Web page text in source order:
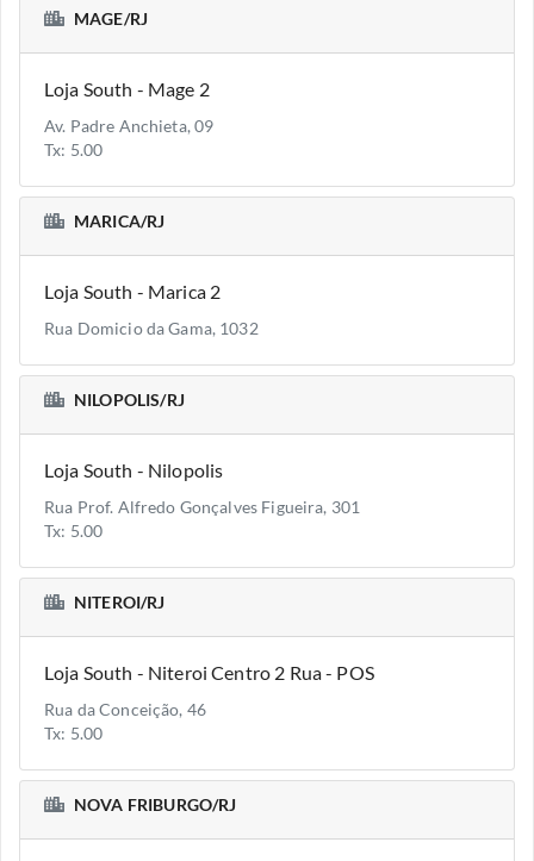
MAGE/RJ
Loja South - Mage 2
Av. Padre Anchieta, 09
Tx: 5.00
MARICA/RJ
Loja South - Marica 2
Rua Domicio da Gama, 1032
NILOPOLIS/RJ
Loja South - Nilopolis
Rua Prof. Alfredo Gonçalves Figueira, 301
Tx: 5.00
NITEROI/RJ
Loja South - Niteroi Centro 2 Rua - POS
Rua da Conceição, 46
Tx: 5.00
NOVA FRIBURGO/RJ